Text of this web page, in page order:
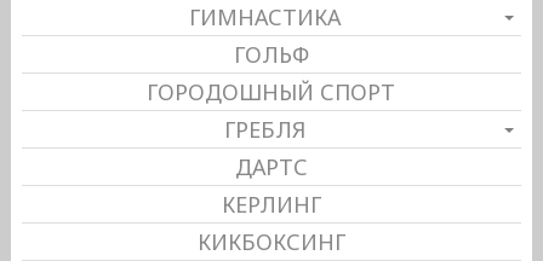
ГИМНАСТИКА
ГОЛЬФ
ГОРОДОШНЫЙ СПОРТ
ГРЕБЛЯ
ДАРТС
КЕРЛИНГ
КИКБОКСИНГ